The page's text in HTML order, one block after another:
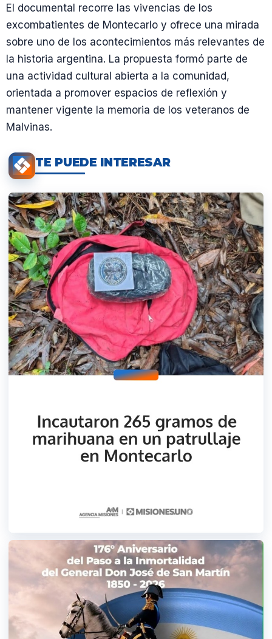
El documental recorre las vivencias de los
excombatientes de Montecarlo y ofrece una mirada
sobre uno de los acontecimientos más relevantes de
la historia argentina. La propuesta formó parte de
una actividad cultural abierta a la comunidad,
orientada a promover espacios de reflexión y
mantener vigente la memoria de los veteranos de
Malvinas.
TE PUEDE INTERESAR